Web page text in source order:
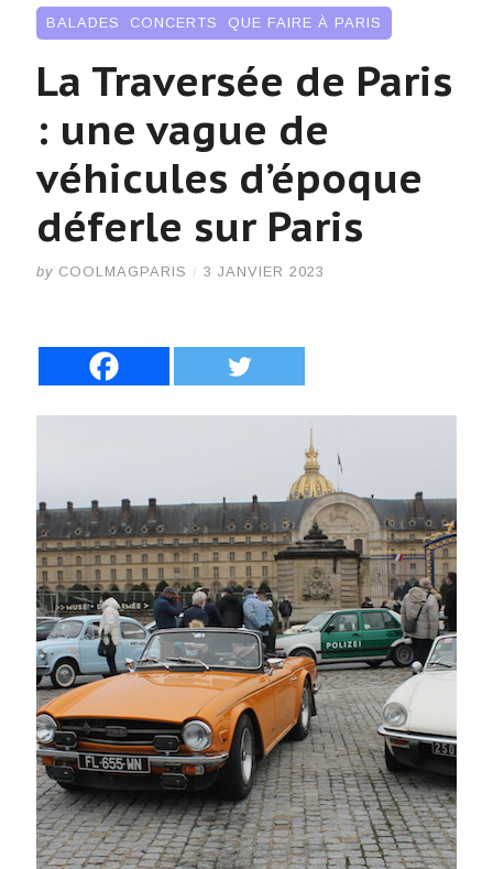
BALADES , CONCERTS , QUE FAIRE À PARIS
La Traversée de Paris
: une vague de
véhicules d’époque
déferle sur Paris
by COOLMAGPARIS / 3 JANVIER 2023